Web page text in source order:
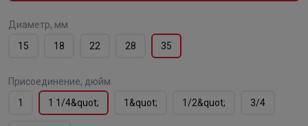
Диаметр, мм
15
18 22 28 35
Присоединение, дюйм
1
1 1/4&quot; 1&quot; 1/2&quot; 3/4